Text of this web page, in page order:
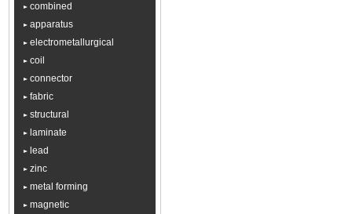
combined
apparatus
electrometallurgical
coil
connector
fabric
structural
laminate
lead
zinc
metal forming
magnetic